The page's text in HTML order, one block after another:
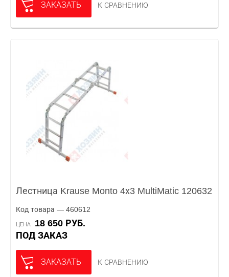
ЗАКАЗАТЬ К СРАВНЕНИЮ
Лестница Krause Monto 4х3 MultiMatic 120632
Код товара — 460612
ЦЕНА
18 650 РУБ.
ПОД ЗАКАЗ
ЗАКАЗАТЬ К СРАВНЕНИЮ